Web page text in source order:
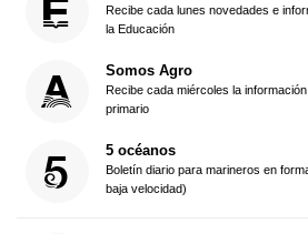
Recibe cada lunes novedades e
la Educación
Somos Agro
Recibe cada miércoles la
primario
5 océanos
Boletín diario para marineros en
baja velocidad)